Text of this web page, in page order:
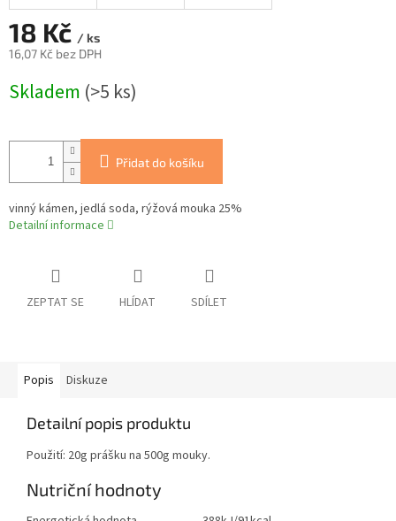
18 Kč / ks
16,07 Kč bez DPH
cena:
Skladem (>5 ks)
Přidat do košíku
vinný kámen, jedlá soda, rýžová mouka 25%
Detailní informace
ZEPTAT SE HLÍDAT SDÍLET
Popis Diskuze
Detailní popis produktu
Použití: 20g prášku na 500g mouky.
Nutriční hodnoty